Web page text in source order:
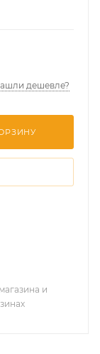
дешевле?
и